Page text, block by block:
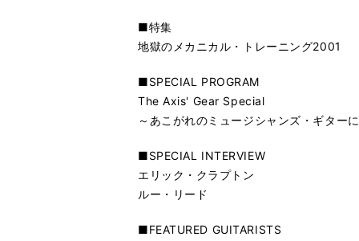
■特集
地獄のメカニカル・トレーニング2001
■SPECIAL PROGRAM
The Axis' Gear Special
～あこがれのミュージシャンズ・ギター
■SPECIAL INTERVIEW
エリック・クラプトン
ルー・リード
■FEATURED GUITARISTS